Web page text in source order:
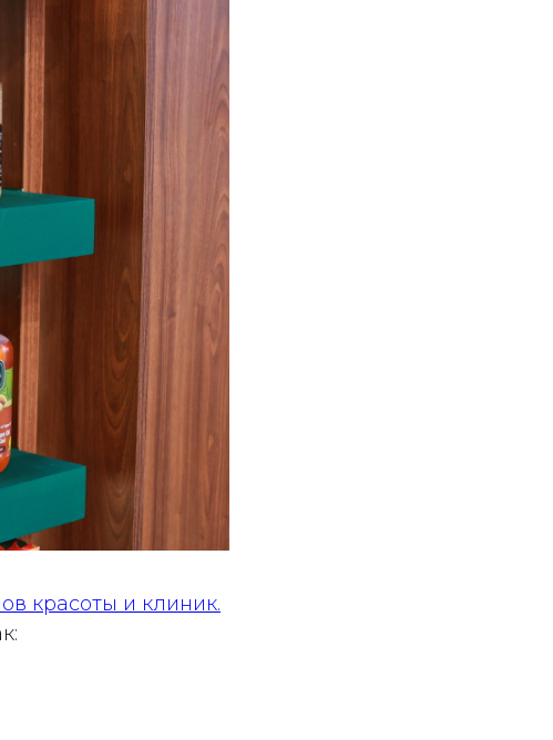
красоты и клиник.